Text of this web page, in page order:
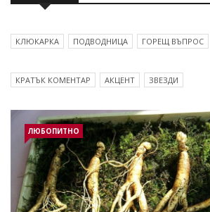
КЛЮКАРКА ПОДВОДНИЦА ГОРЕЩ ВЪПРОС
КРАТЪК КОМЕНТАР АКЦЕНТ ЗВЕЗДИ
ЛЮБОПИТНО